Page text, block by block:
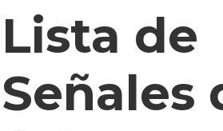
Lista de
Señales